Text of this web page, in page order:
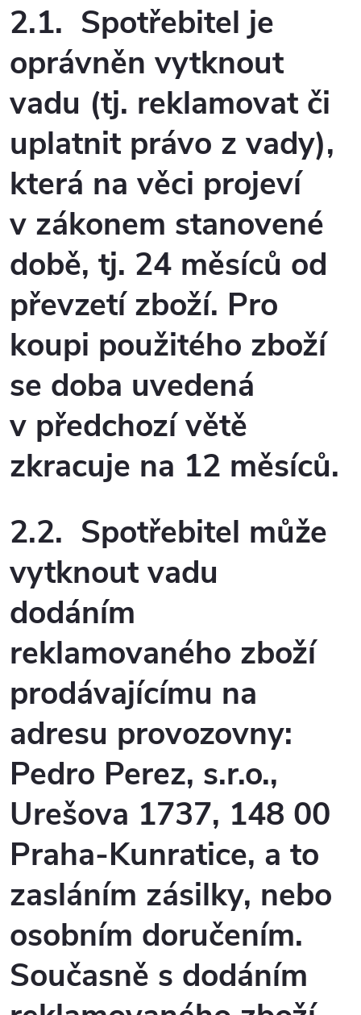
2.1. Spotřebitel je
oprávněn vytknout
vadu (tj. reklamovat či
uplatnit právo z vady),
která na věci projeví
v zákonem stanovené
době, tj. 24 měsíců od
převzetí zboží. Pro
koupi použitého zboží
se doba uvedená
v předchozí větě
zkracuje na 12 měsíců.
2.2. Spotřebitel může
vytknout vadu
dodáním
reklamovaného zboží
prodávajícímu na
adresu provozovny:
Pedro Perez, s.r.o.,
Urešova 1737, 148 00
Praha-Kunratice, a to
zasláním zásilky, nebo
osobním doručením.
Současně s dodáním